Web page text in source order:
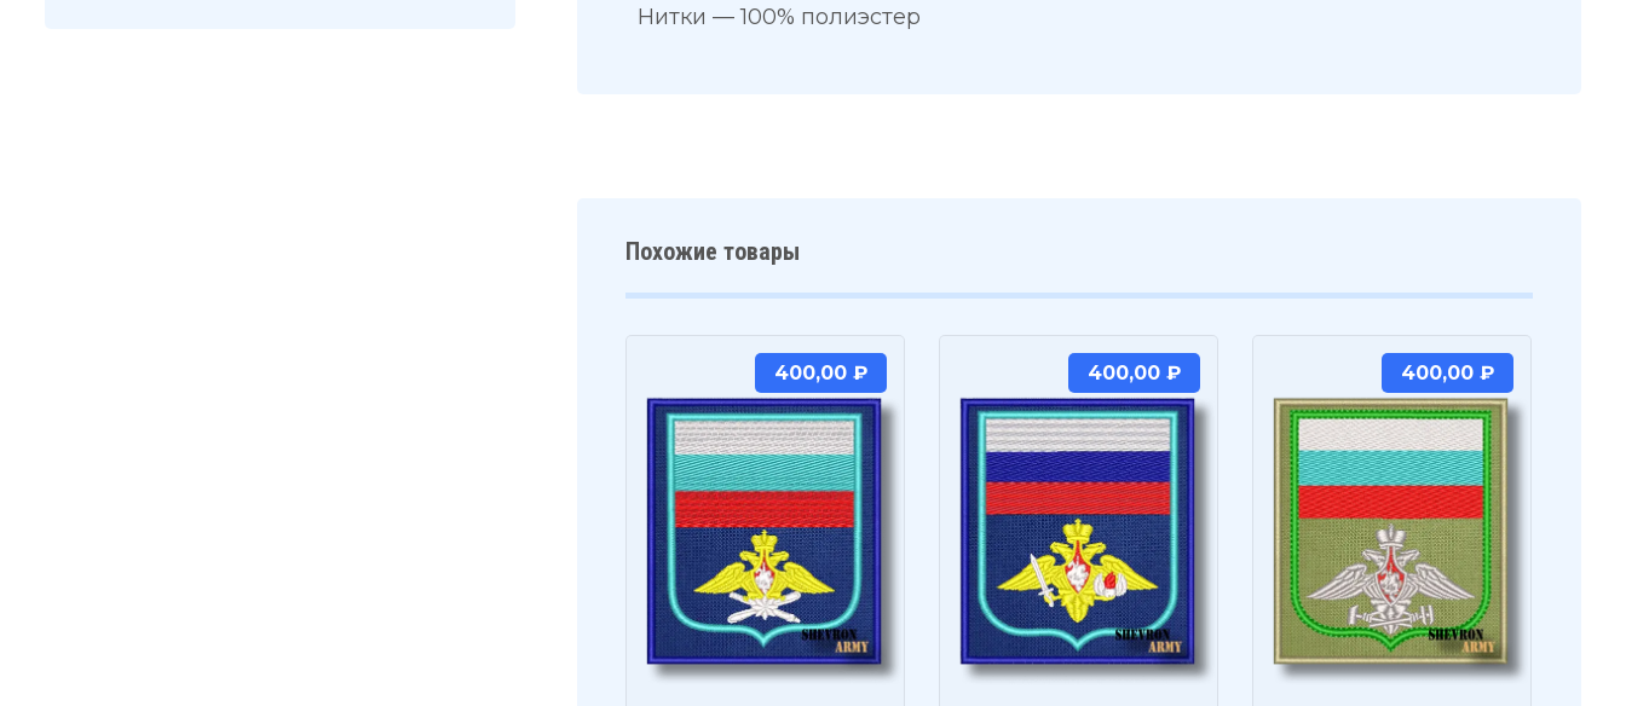
Нитки — 100% полиэстер
Похожие товары
400,00 ₽ 400,00 ₽ 400,00 ₽